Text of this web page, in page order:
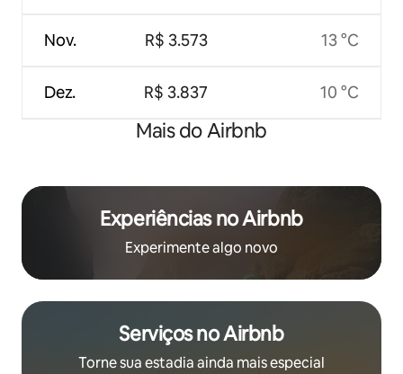
Nov.
Dez.
R$ 3.573
R$ 3.837
13 °C
10 °C
Mais do Airbnb
Experiências no Airbnb
Experimente algo novo
Serviços no Airbnb
Torne sua estadia ainda mais especial